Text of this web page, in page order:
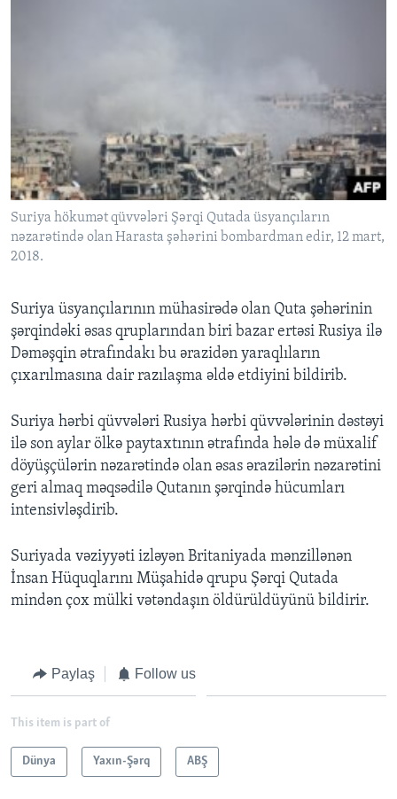
Suriya hökumət qüvvələri Şərqi Qutada üsyançıların
nəzarətində olan Harasta şəhərini bombardman edir, 12 mart,
2018.
Suriya üsyançılarının mühasirədə olan Quta şəhərinin
şərqindəki əsas qruplarından biri bazar ertəsi Rusiya ilə
Dəməşqin ətrafındakı bu ərazidən yaraqlıların
çıxarılmasına dair razılaşma əldə etdiyini bildirib.
Suriya hərbi qüvvələri Rusiya hərbi qüvvələrinin dəstəyi
ilə son aylar ölkə paytaxtının ətrafında hələ də müxalif
döyüşçülərin nəzarətində olan əsas ərazilərin nəzarətini
geri almaq məqsədilə Qutanın şərqində hücumları
intensivləşdirib.
Suriyada vəziyyəti izləyən Britaniyada mənzillənən
İnsan Hüquqlarını Müşahidə qrupu Şərqi Qutada
mindən çox mülki vətəndaşın öldürüldüyünü bildirir.
Paylaş Follow us
This item is part of
Dünya Yaxın-Şərq ABŞ